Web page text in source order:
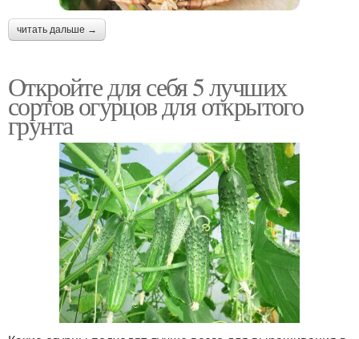
читать дальше →
Откройте для себя 5 лучших
сортов огурцов для открытого
грунта